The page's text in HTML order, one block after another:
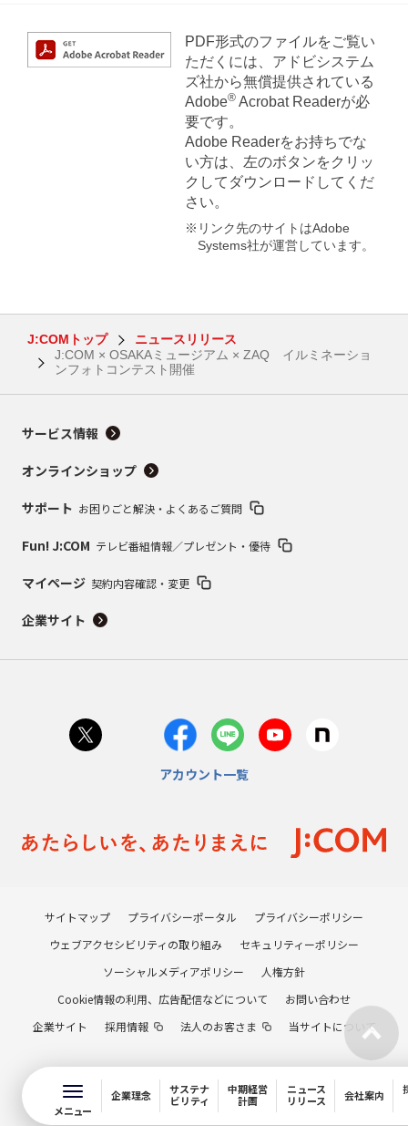
PDF形式のファイルをご覧い
ただくには、アドビシステム
ズ社から無償提供されている
Adobe®Acrobat Readerが必
要です。
Adobe Readerをお持ちでな
い方は、左のボタンをクリッ
クしてダウンロードしてくだ
さい。
※リンク先のサイトはAdobe
Systems社が運営しています。
J:COMトップ
ニュースリリース
J:COM × OSAKAミュージアム × ZAQ イルミネーショ
ンフォトコンテスト開催
メニュー
企業理念
サステナ
ビリティ
中期経営
計画
ニュース
リリース
会社案内
サービス情報
オンラインショップ
サポート お困りごと解決・よくあるご質問
Fun! J:COM テレビ番組情報／プレゼント・優待
マイページ 契約内容確認・変更
企業サイト
アカウント一覧
サイトマップ プライバシーポータル
プライバシーポリシー
ウェブアクセシビリティの取り組み
セキュリティーポリシー
ソーシャルメディアポリシー
人権方針
Cookie情報の利用、広告配信などについて
お問い合わせ
企業サイト
採用情報 法人のお客さま 当サイトについて